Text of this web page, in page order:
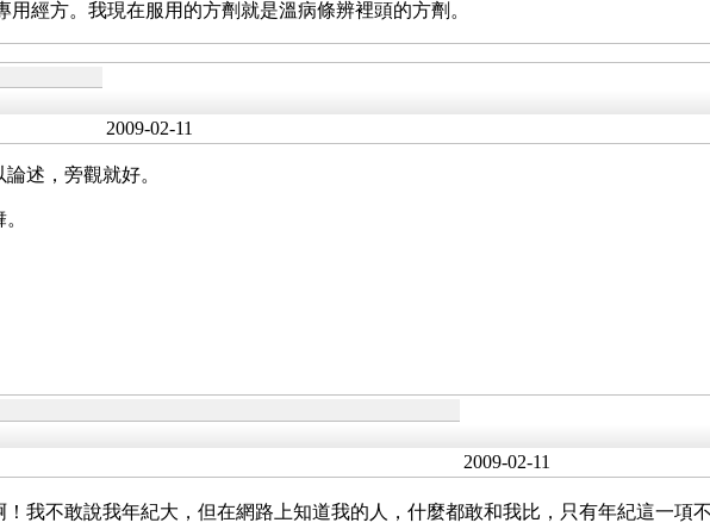
經方。我現在服用的方劑就是溫病條辨裡頭的方劑。
2009-02-11
述，旁觀就好。
2009-02-11
我不敢說我年紀大，但在網路上知道我的人，什麼都敢和我比，只有年紀這一項不